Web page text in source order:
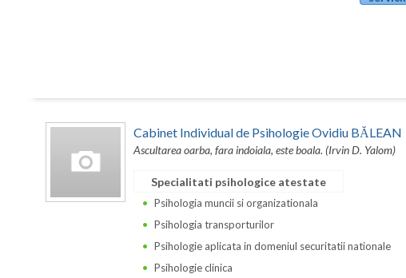
Cabinet Individual de Psihologie Ovidiu BĂLEAN
Ascultarea oarba, fara indoiala, este boala. (Irvin D. Yalom)
Specialitati psihologice atestate
Psihologia muncii si organizationala
Psihologia transporturilor
Psihologie aplicata in domeniul securitatii nationale
Psihologie clinica